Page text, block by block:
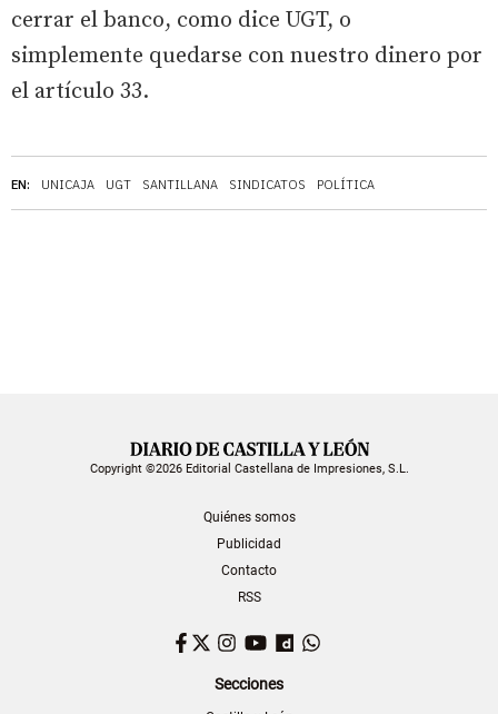
EN: UNICAJA UGT SANTILLANA SINDICATOS POLÍTICA
cerrar el banco, como dice UGT, o
simplemente quedarse con nuestro dinero por
el artículo 33.
Copyright ©2026 Editorial Castellana de Impresiones, S.L.
Quiénes somos
Publicidad
Contacto
RSS
Facebook
TwitterInstagram
YouTubeDailymotion
Secciones